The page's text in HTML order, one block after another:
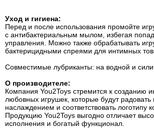
Уход и гигиена:
Перед и после использования промойте
с антибактериальным мылом, избегая
управления. Можно также обрабатывать
бактерицидными спреями для интимных
Совместимые лубриканты: на водной и
О производителе:
Компания You2Toys стремится к созданию
любовных игрушек, которые будут
наслаждением и соответствовать
Продукцию You2Toys выгодно отличает
исполнения и богатый функционал.